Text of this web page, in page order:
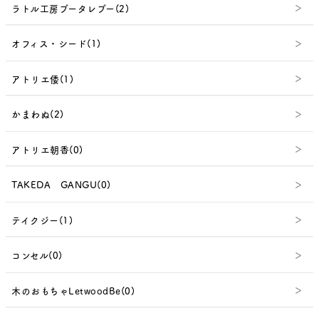
ラトル工房ブータレブー(2)
オフィス・シード(1)
アトリエ倭(1)
かまわぬ(2)
アトリエ朝香(0)
TAKEDA GANGU(0)
テイクジー(1)
コンセル(0)
木のおもちゃLetwoodBe(0)